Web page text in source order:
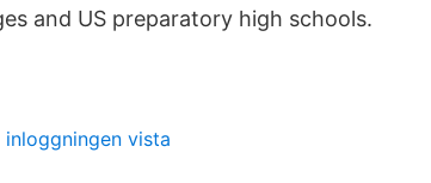
and US preparatory high schools.
vista